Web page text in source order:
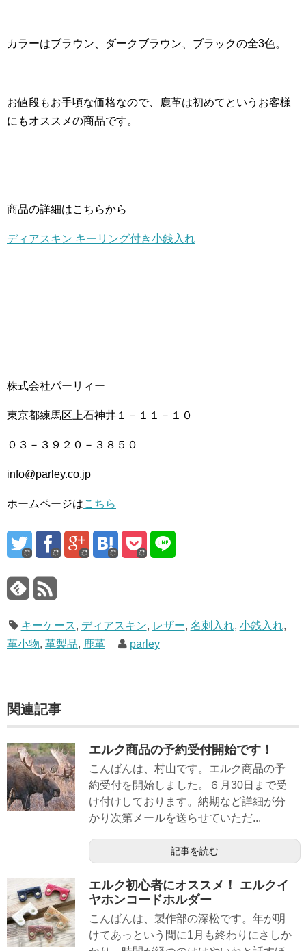
カラーはブラウン、ダークブラウン、ブラックの全3色。
お値段もお手頃な価格なので、鹿革は初めてというお客様
にもオススメの商品です。
商品の詳細はこちらから
ディアスキン キーリング付き小銭入れ
株式会社パーリィー
東京都練馬区上石神井１－１１－１０
０３－３９２０－３８５０
info@parley.co.jp
ホームページはこちら
キーケース, ディアスキン, レザー, 名刺入れ, 小銭入れ,
革小物, 革製品, 鹿革 parley
関連記事
エルク商品の予約受付開始です！
こんばんは、村山です。エルク商品の予
約受付を開始しました。６月30日まで受
け付けしております。納期など詳細が分
かり次第メールを送らせていただ...
記事を読む
エルク初心者にオススメ！ エルクイ
ヤホンコードホルダー
こんばんは、製作部の深松です。年が明
けてあっという間に1月も終わりにさしか